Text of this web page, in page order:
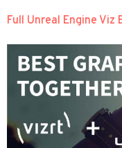
Full Unreal Engine